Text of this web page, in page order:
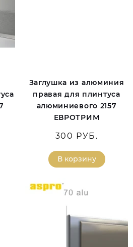
Заглушка из алюминия
правая для плинтуса
алюминиевого 2157
ЕВРОТРИМ
300 РУБ.
В корзину